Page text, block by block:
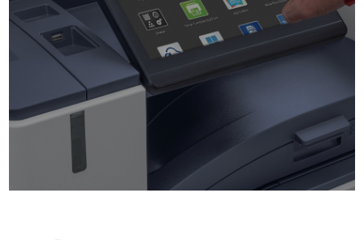
Axilis s’engage
Solutions dématérialisation
Dématérialisation du courrier sortant
Automatisation de factures fournisseurs
Numérisation des Notes de Frais
Sécurité et sauvegarde des données